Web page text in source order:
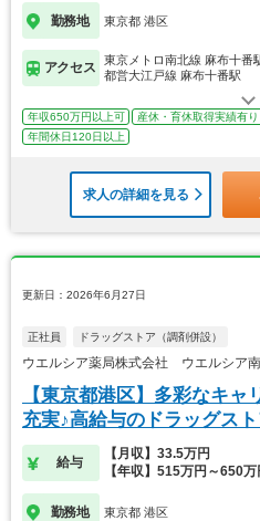
勤務地 東京都 港区
アクセス
東京メトロ南北線 麻布十番
都営大江戸線 麻布十番駅
年収650万円以上可 産休・育休取得実績有り
年間休日120日以上
求人の詳細を見る
更新日：2026年6月27日
正社員 ドラッグストア（調剤併設）
ウエルシア薬局株式会社 ウエルシア
【東京都港区】多彩なキ
充実♪高給与のドラッグス
給与
【月収】33.5万円
【年収】515万円～650万
勤務地 東京都 港区